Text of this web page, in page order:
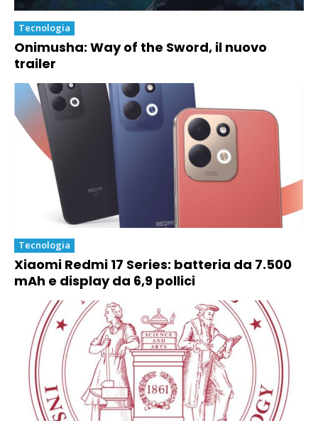
Tecnologia
Onimusha: Way of the Sword, il nuovo
trailer
Tecnologia
Xiaomi Redmi 17 Series: batteria da 7.500
mAh e display da 6,9 pollici